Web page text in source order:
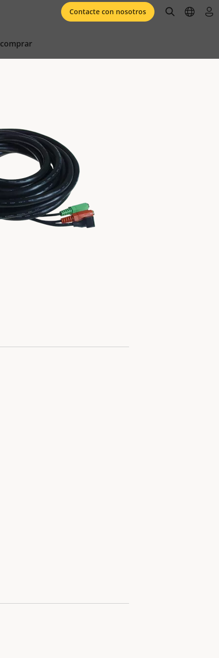
Contacte con nosotros openopen